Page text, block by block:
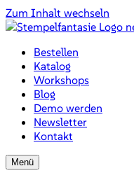
Zum Inhalt wechseln
Bestellen
Katalog
Workshops
Blog
Demo werden
Newsletter
Kontakt
Menü